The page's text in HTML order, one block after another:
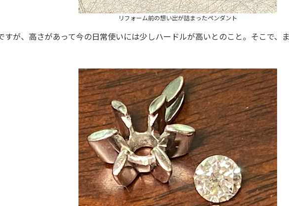
リフォーム前の想い出が詰まったペンダント
すが、高さがあって今の日常使いには少しハードルが高いとのこと。そこで、